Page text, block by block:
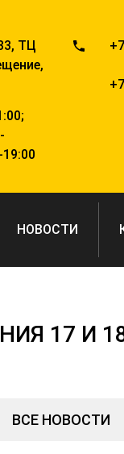
ТЦ
НОВОСТИ
17 И
ВСЕ НОВОСТИ